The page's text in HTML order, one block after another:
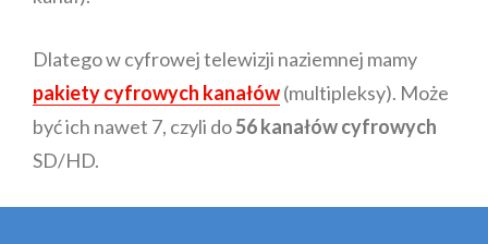
Dlatego w cyfrowej telewizji naziemnej mamy
pakiety cyfrowych kanałów(multipleksy). Może
być ich nawet 7, czyli do56 kanałów cyfrowych
SD/HD.